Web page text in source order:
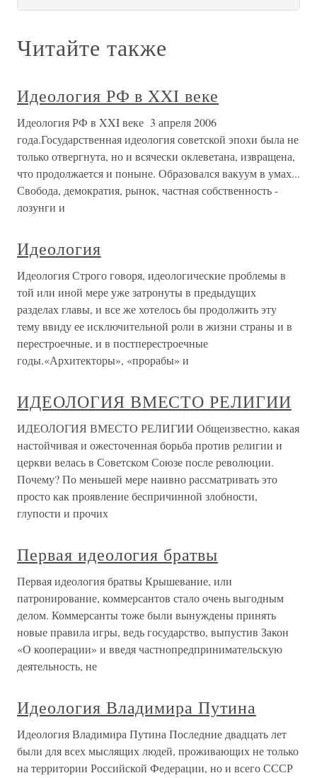
Читайте также
Идеология РФ в XXI веке
Идеология РФ в XXI веке 3 апреля 2006
года.Государственная идеология советской эпохи была не
только отвергнута, но и всячески оклеветана, извращена,
что продолжается и поныне. Образовался вакуум в умах...
Свобода, демократия, рынок, частная собственность -
лозунги и
Идеология
Идеология Строго говоря, идеологические проблемы в
той или иной мере уже затронуты в предыдущих
разделах главы, и все же хотелось бы продолжить эту
тему ввиду ее исключительной роли в жизни страны и в
перестроечные, и в постперестроечные
годы.«Архитекторы», «прорабы» и
ИДЕОЛОГИЯ ВМЕСТО РЕЛИГИИ
ИДЕОЛОГИЯ ВМЕСТО РЕЛИГИИ Общеизвестно, какая
настойчивая и ожесточенная борьба против религии и
церкви велась в Советском Союзе после революции.
Почему? По меньшей мере наивно рассматривать это
просто как проявление беспричинной злобности,
глупости и прочих
Первая идеология братвы
Первая идеология братвы Крышевание, или
патронирование, коммерсантов стало очень выгодным
делом. Коммерсанты тоже были вынуждены принять
новые правила игры, ведь государство, выпустив Закон
«О кооперации» и введя частнопредпринимательскую
деятельность, не
Идеология Владимира Путина
Идеология Владимира Путина Последние двадцать лет
были для всех мыслящих людей, проживающих не только
на территории Российской Федерации, но и всего СССР